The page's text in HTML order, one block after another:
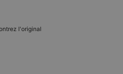
l'original